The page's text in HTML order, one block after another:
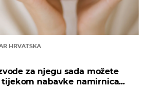
HRVATSKA
za njegu sada možete
nabavke namirnica...